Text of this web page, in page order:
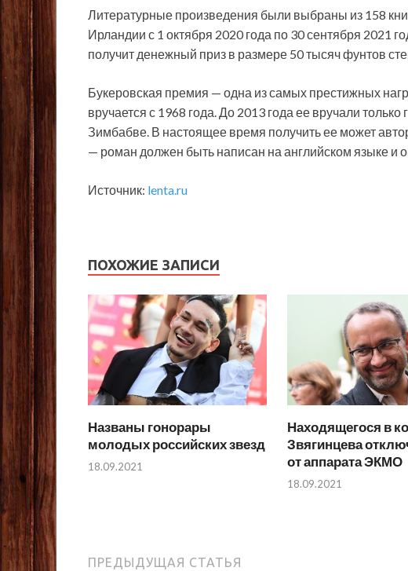
Литературные произведения были выбраны из 158
Ирландии с 1 октября 2020 года по 30 сентября 2021
получит денежный приз в размере 50 тысяч фунтов
Букеровская премия — одна из самых престижных
вручается с 1968 года. До 2013 года ее вручали
Зимбабве. В настоящее время получить ее может
— роман должен быть написан на английском языке и
Источник: lenta.ru
ПОХОЖИЕ ЗАПИСИ
Названы гонорары
молодых российских звезд
18.09.2021
Находящегося в
Звягинцева
от аппарата ЭКМО
18.09.2021
ПРЕДЫДУЩАЯ СТАТЬЯ